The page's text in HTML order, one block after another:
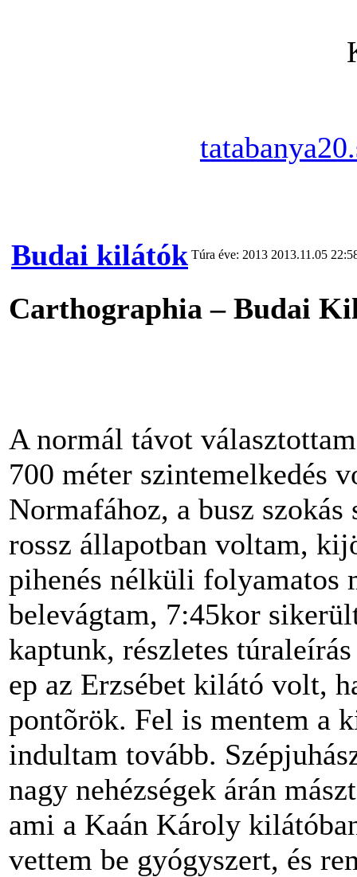
Budai kilátók Túra éve: 2013 2013.11.05
Carthographia – Budai
A normál távot
700 méter szintemelkedés
Normafához, a busz
rossz állapotban voltam,
pihenés nélküli folyamatos
belevágtam, 7:45kor
kaptunk, részletes
ep az Erzsébet kilátó volt,
pontõrök. Fel is mentem a
indultam tovább.
nagy nehézségek árán
ami a Kaán Károly
vettem be gyógyszert, és